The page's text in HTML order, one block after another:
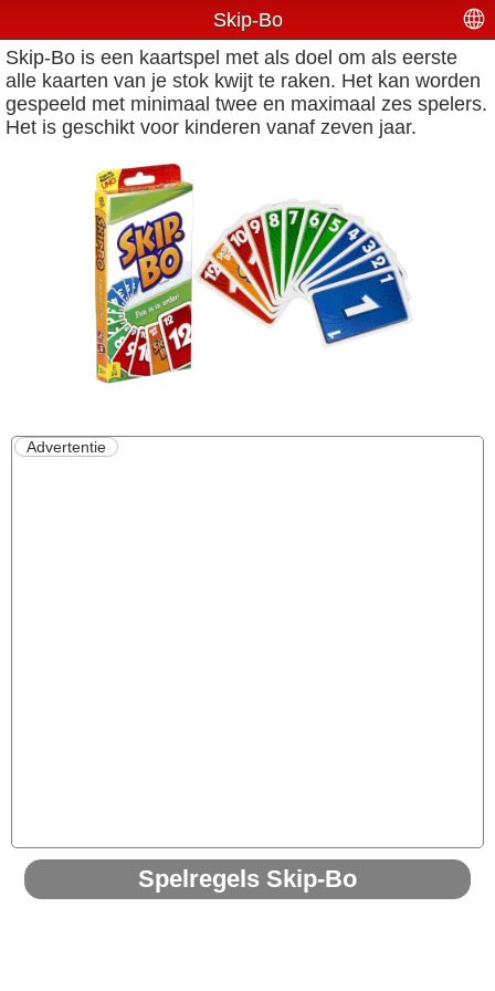
Skip-Bo
Skip-Bo is een kaartspel met als doel om als eerste
alle kaarten van je stok kwijt te raken. Het kan worden
gespeeld met minimaal twee en maximaal zes spelers.
Het is geschikt voor kinderen vanaf zeven jaar.
Advertentie
Spelregels Skip-Bo